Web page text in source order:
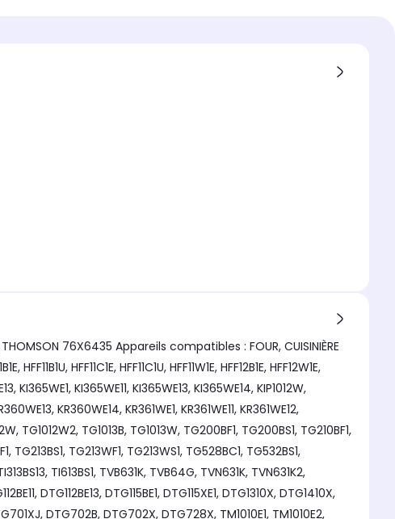
76X6435 Appareils compatibles : FOUR, CUISINIÈRE
HFF11C1E, HFF11C1U, HFF11W1E, HFF12B1E, HFF12W1E,
KI365WE1, KI365WE11, KI365WE13, KI365WE14, KIP1012W,
KR360WE14, KR361WE1, KR361WE11, KR361WE12,
TG1012W2, TG1013B, TG1013W, TG200BF1, TG200BS1, TG210BF1,
TG213BS1, TG213WF1, TG213WS1, TG528BC1, TG532BS1,
TI613BS1, TVB631K, TVB64G, TVN631K, TVN631K2,
DTG112BE13, DTG115BE1, DTG115XE1, DTG1310X, DTG1410X,
DTG702B, DTG702X, DTG728X, TM1010E1, TM1010E2,